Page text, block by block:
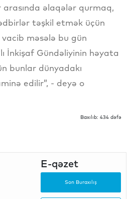
əlaqələr qurmaq,
təşkil etmək üçün
vacib məsələ bu gün
İnkişaf Gündəliyinin həyata
bunlar dünyadakı
edilir”, - deyə o
Baxılıb: 434 dəfə
E-qəzet
Son Buraxılış